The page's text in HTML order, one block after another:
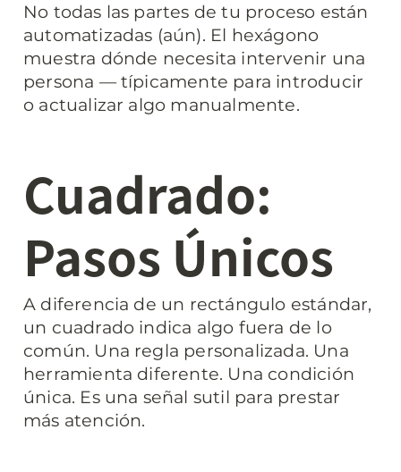
No todas las partes de tu proceso están
automatizadas (aún). El hexágono
muestra dónde necesita intervenir una
persona — típicamente para introducir
o actualizar algo manualmente.
Cuadrado:
Pasos Únicos
A diferencia de un rectángulo estándar,
un cuadrado indica algo fuera de lo
común. Una regla personalizada. Una
herramienta diferente. Una condición
única. Es una señal sutil para prestar
más atención.